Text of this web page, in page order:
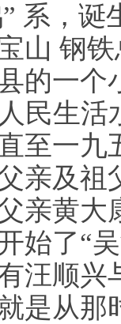
系，诞
山 钢
的一
民生活
至一
亲及祖
亲黄大
始了“
汪顺兴
是从